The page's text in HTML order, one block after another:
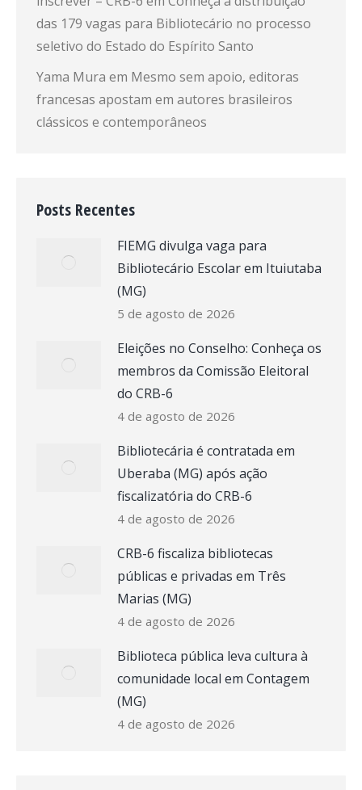
das 179 vagas para Bibliotecário no processo
seletivo do Estado do Espírito Santo
Yama Mura em Mesmo sem apoio, editoras
francesas apostam em autores brasileiros
clássicos e contemporâneos
Posts Recentes
FIEMG divulga vaga para
Bibliotecário Escolar em Ituiutaba
(MG)
5 de agosto de 2026
Eleições no Conselho: Conheça os
membros da Comissão Eleitoral
do CRB-6
4 de agosto de 2026
Bibliotecária é contratada em
Uberaba (MG) após ação
fiscalizatória do CRB-6
4 de agosto de 2026
CRB-6 fiscaliza bibliotecas
públicas e privadas em Três
Marias (MG)
4 de agosto de 2026
Biblioteca pública leva cultura à
comunidade local em Contagem
(MG)
4 de agosto de 2026